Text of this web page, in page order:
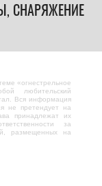
СНАРЯЖЕНИЕ
«огнестрельное
любительский
Вся информация
не претендует на
принадлежат их
за
размещенных на